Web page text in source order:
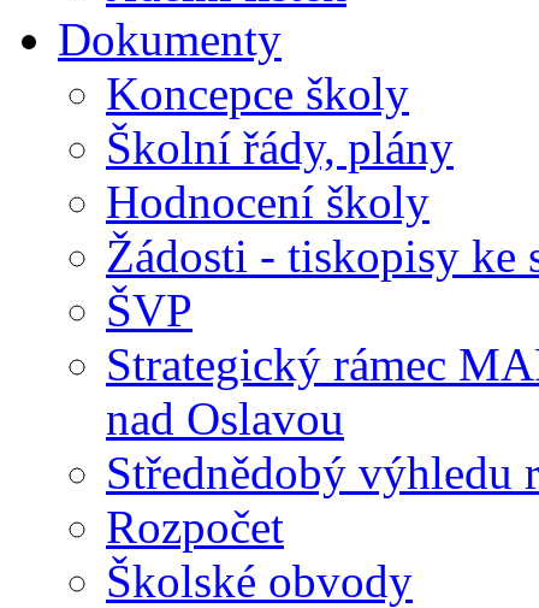
Dokumenty
Koncepce školy
Školní řády, plány
Hodnocení školy
Žádosti - tiskopisy ke
ŠVP
Strategický rámec
nad Oslavou
Střednědobý výhledu
Rozpočet
Školské obvody